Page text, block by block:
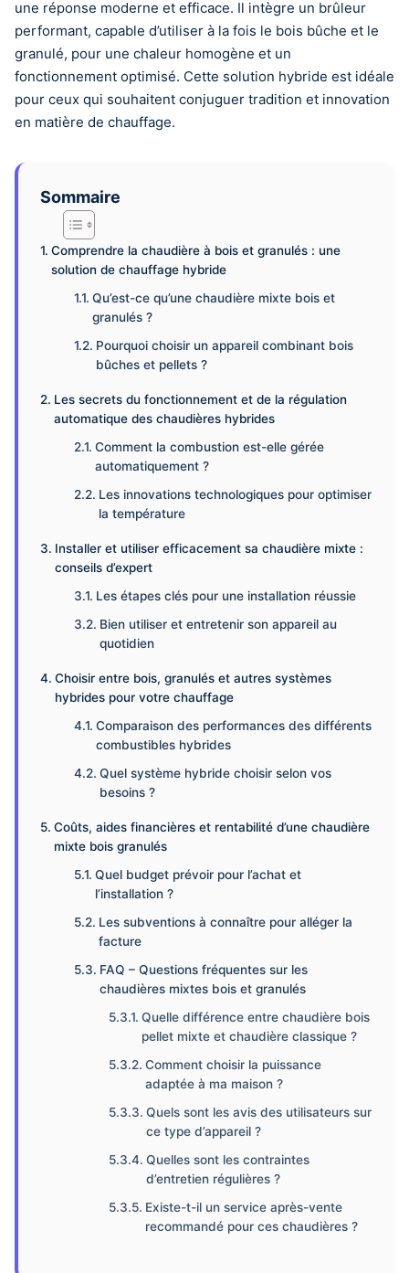
une réponse moderne et efficace. Il intègre un brûleur
performant, capable d’utiliser à la fois le bois bûche et le
granulé, pour une chaleur homogène et un
fonctionnement optimisé. Cette solution hybride est idéale
pour ceux qui souhaitent conjuguer tradition et innovation
en matière de chauffage.
Sommaire
Comprendre la chaudière à bois et granulés : une
solution de chauffage hybride
Qu’est-ce qu’une chaudière mixte bois et
granulés ?
Pourquoi choisir un appareil combinant bois
bûches et pellets ?
Les secrets du fonctionnement et de la régulation
automatique des chaudières hybrides
Comment la combustion est-elle gérée
automatiquement ?
Les innovations technologiques pour optimiser
la température
Installer et utiliser efficacement sa chaudière mixte :
conseils d’expert
Les étapes clés pour une installation réussie
Bien utiliser et entretenir son appareil au
quotidien
Choisir entre bois, granulés et autres systèmes
hybrides pour votre chauffage
Comparaison des performances des différents
combustibles hybrides
Quel système hybride choisir selon vos
besoins ?
Coûts, aides financières et rentabilité d’une chaudière
mixte bois granulés
Quel budget prévoir pour l’achat et
l’installation ?
Les subventions à connaître pour alléger la
facture
FAQ – Questions fréquentes sur les
chaudières mixtes bois et granulés
Quelle différence entre chaudière bois
pellet mixte et chaudière classique ?
Comment choisir la puissance
adaptée à ma maison ?
Quels sont les avis des utilisateurs sur
ce type d’appareil ?
Quelles sont les contraintes
d’entretien régulières ?
Existe-t-il un service après-vente
recommandé pour ces chaudières ?